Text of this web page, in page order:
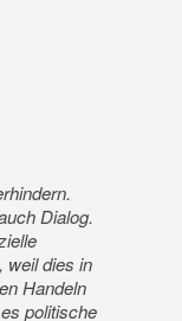
Dialog.
weil dies in
Handeln
politische